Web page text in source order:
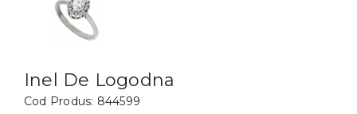
BIJUTERII COPII
Cercei
Bratari
Inel De Logodna
Cod Produs: 844599